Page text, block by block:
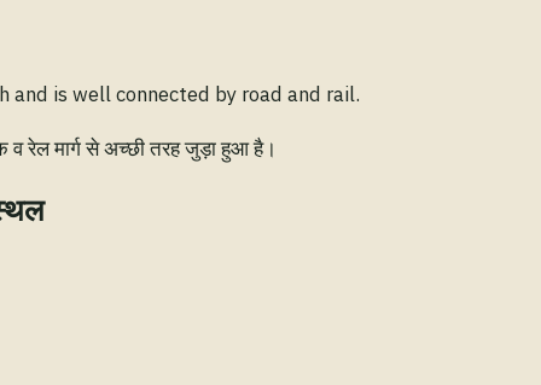
and is well connected by road and rail.
मार्ग से अच्छी तरह जुड़ा हुआ है।